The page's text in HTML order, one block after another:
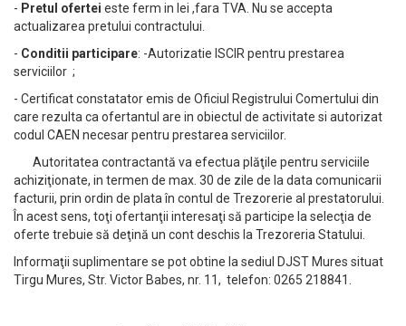
- Pretul ofertei este ferm in lei ,fara TVA. Nu se accepta
actualizarea pretului contractului.
- Conditii participare: -Autorizatie ISCIR pentru prestarea
serviciilor ;
- Certificat constatator emis de Oficiul Registrului Comertului din
care rezulta ca ofertantul are in obiectul de activitate si autorizat
codul CAEN necesar pentru prestarea serviciilor.
Autoritatea contractantă va efectua plăţile pentru serviciile
achiziţionate, in termen de max. 30 de zile de la data comunicarii
facturii, prin ordin de plata în contul de Trezorerie al prestatorului.
În acest sens, toţi ofertanţii interesaţi să participe la selecţia de
oferte trebuie să deţină un cont deschis la Trezoreria Statului.
Informaţii suplimentare se pot obtine la sediul DJST Mures situat
Tirgu Mures, Str. Victor Babes, nr. 11, telefon: 0265 218841.